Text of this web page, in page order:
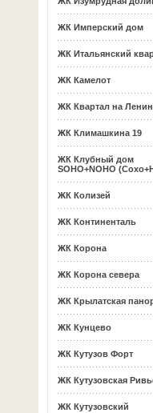
ЖК Имперский дом
ЖК Итальянский
ЖК Камелот
ЖК Квартал на
ЖК Климашкина 19
ЖК Клубный дом
SOHO+NOHO
ЖК Колизей
ЖК Континенталь
ЖК Корона
ЖК Корона севера
ЖК Крылатская
ЖК Кунцево
ЖК Кутузов Форт
ЖК Кутузовская
ЖК Кутузовский